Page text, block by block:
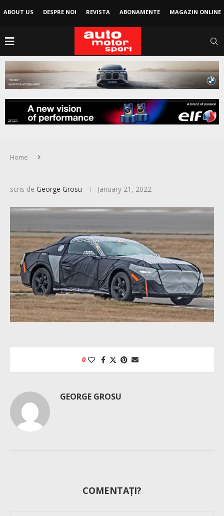
ABOUT US DESPRE NOI REVISTA ABONAMENTE MAGAZIN ONLINE
Home
scris de George Grosu January 21, 2022
0
GEORGE GROSU
COMENTAȚI?